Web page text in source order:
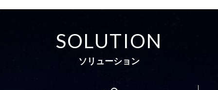
SOLUTION
ソリューション